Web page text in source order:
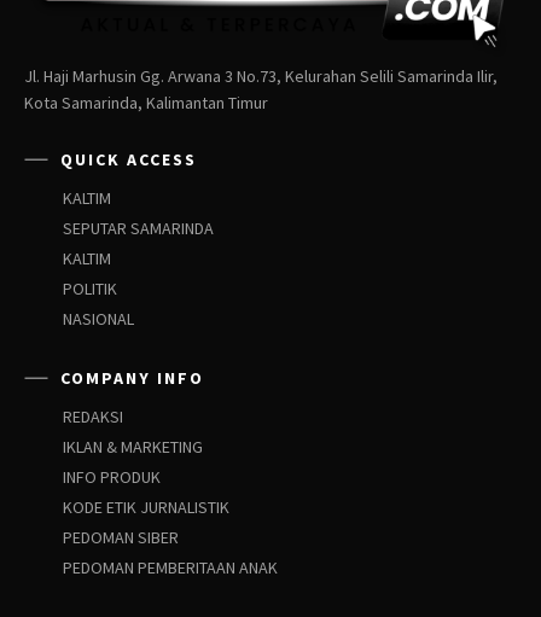
Jl. Haji Marhusin Gg. Arwana 3 No.73, Kelurahan Selili Samarinda Ilir,
Kota Samarinda, Kalimantan Timur
QUICK ACCESS
KALTIM
SEPUTAR SAMARINDA
KALTIM
POLITIK
NASIONAL
COMPANY INFO
REDAKSI
IKLAN & MARKETING
INFO PRODUK
KODE ETIK JURNALISTIK
PEDOMAN SIBER
PEDOMAN PEMBERITAAN ANAK